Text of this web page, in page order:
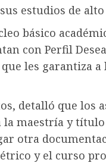
estudios de
básico
con Perfil
les garantiza
detalló que los
maestría y
otra
y el curso